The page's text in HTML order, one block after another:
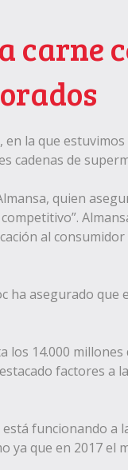
carne
la que
cadenas de
quien
al consumidor
ha asegurado
los 14.000
factores a
funcionando a
que en 2017 el